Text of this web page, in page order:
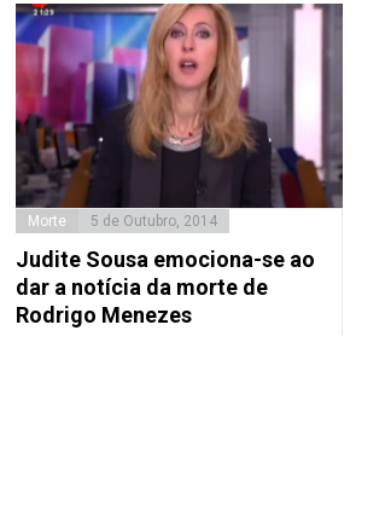
Morte 5 de Outubro, 2014
Judite Sousa emociona-se ao
dar a notícia da morte de
Rodrigo Menezes